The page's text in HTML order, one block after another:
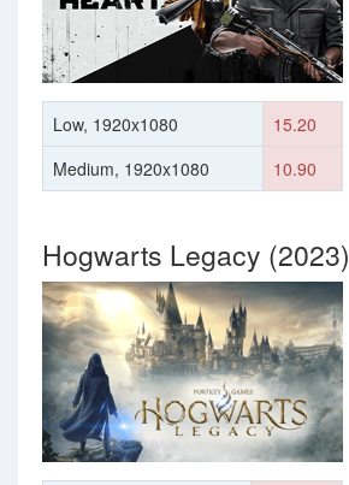
Low, 1920x1080
15.20
Medium, 1920x1080
10.90
Hogwarts Legacy (2023)